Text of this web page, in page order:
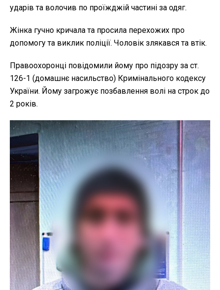
ударів та волочив по проїжджій частині за одяг.
Жінка гучно кричала та просила перехожих про
допомогу та виклик поліції. Чоловік злякався та втік.
Правоохоронці повідомили йому про підозру за ст.
126-1 (домашнє насильство) Кримінального кодексу
України. Йому загрожує позбавлення волі на строк до
2 років.